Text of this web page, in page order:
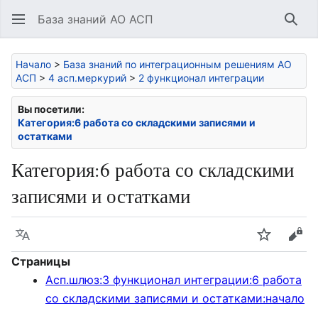
База знаний АО АСП
Начало > База знаний по интеграционным решениям АО
АСП > 4 асп.меркурий > 2 функционал интеграции
Вы посетили:
Категория:6 работа со складскими записями и
остатками
Категория:6 работа со складскими
записями и остатками
Язык Следить
Страницы
Асп.шлюз:3 функционал интеграции:6 работа
со складскими записями и остатками:начало